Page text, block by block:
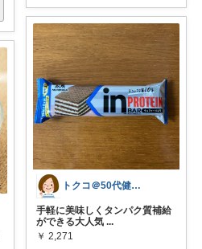
トクコ＠50代健康とお得ネタ好き♡
手軽に美味しくタンパク質補給
ができる大人気 ...
￥ 2,271